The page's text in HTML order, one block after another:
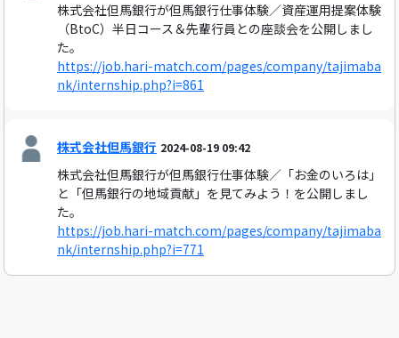
株式会社但馬銀行が但馬銀行仕事体験／資産運用提案体験
（BtoC）半日コース＆先輩行員との座談会を公開しまし
た。
https://job.hari-match.com/pages/company/tajimaba
nk/internship.php?i=861
株式会社但馬銀行 2024-08-19 09:42
株式会社但馬銀行が但馬銀行仕事体験／「お金のいろは」
と「但馬銀行の地域貢献」を見てみよう！を公開しまし
た。
https://job.hari-match.com/pages/company/tajimaba
nk/internship.php?i=771